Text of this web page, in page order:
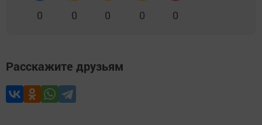
0 0 0 0 0
Расскажите друзьям